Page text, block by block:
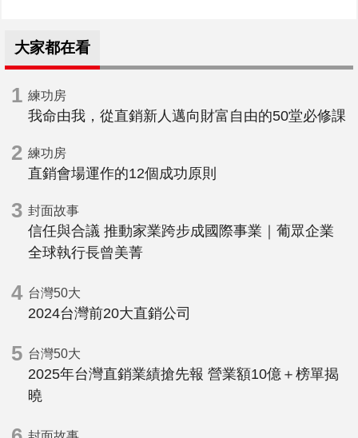
大家都在看
1 練功房
我命由我，從直銷新人邁向財富自由的50堂必修課
2 練功房
直銷會場運作的12個成功原則
3 封面故事
信任與合議 推動家業跨步成國際事業｜葡眾企業
全球執行長曾美菁
4 台灣50大
2024台灣前20大直銷公司
5 台灣50大
2025年台灣直銷業績搶先報 營業額10億＋榜單揭
曉